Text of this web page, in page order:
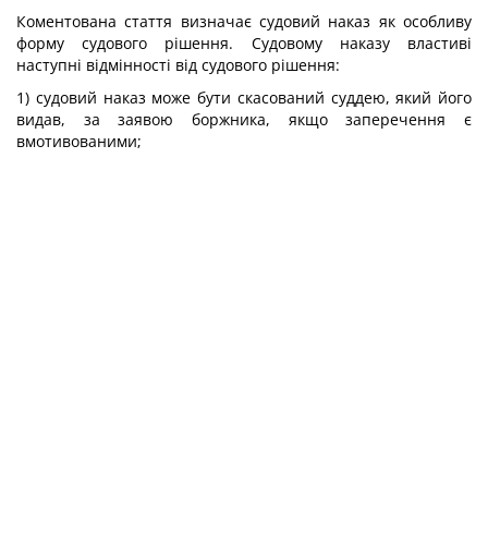
Коментована стаття визначає судовий наказ як особливу
форму судового рішення. Судовому наказу властиві
наступні відмінності від судового рішення:
1) судовий наказ може бути скасований суддею, який його
видав, за заявою боржника, якщо заперечення є
вмотивованими;